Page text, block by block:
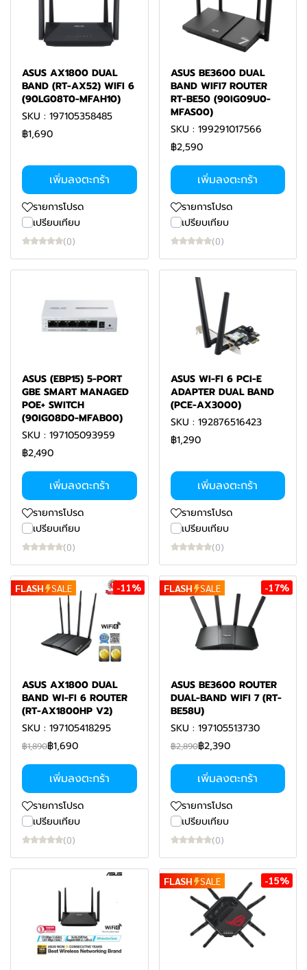
ASUS AX1800 DUAL
BAND (RT-AX52) WIFI 6
(90LG08T0-MFAH10)
SKU : 197105358485
฿1,690
เพิ่มลงตะกร้า
รายการโปรด
เปรียบเทียบ
(0)
ASUS BE3600 DUAL
BAND WIFI7 ROUTER
RT-BE50 (90IG09U0-
MFAS00)
SKU : 199291017566
฿2,590
เพิ่มลงตะกร้า
รายการโปรด
เปรียบเทียบ
(0)
ASUS (EBP15) 5-PORT
GBE SMART MANAGED
POE+ SWITCH
(90IG08D0-MFAB00)
SKU : 197105093959
฿2,490
เพิ่มลงตะกร้า
รายการโปรด
เปรียบเทียบ
(0)
ASUS WI-FI 6 PCI-E
ADAPTER DUAL BAND
(PCE-AX3000)
SKU : 192876516423
฿1,290
เพิ่มลงตะกร้า
รายการโปรด
เปรียบเทียบ
(0)
FLASH SALE -11%
ASUS AX1800 DUAL
BAND WI-FI 6 ROUTER
(RT-AX1800HP V2)
SKU : 197105418295
฿1,890฿1,690
เพิ่มลงตะกร้า
รายการโปรด
เปรียบเทียบ
(0)
FLASH SALE -17%
ASUS BE3600 ROUTER
DUAL-BAND WIFI 7 (RT-
BE58U)
SKU : 197105513730
฿2,890฿2,390
เพิ่มลงตะกร้า
รายการโปรด
เปรียบเทียบ
(0)
FLASH SALE -15%